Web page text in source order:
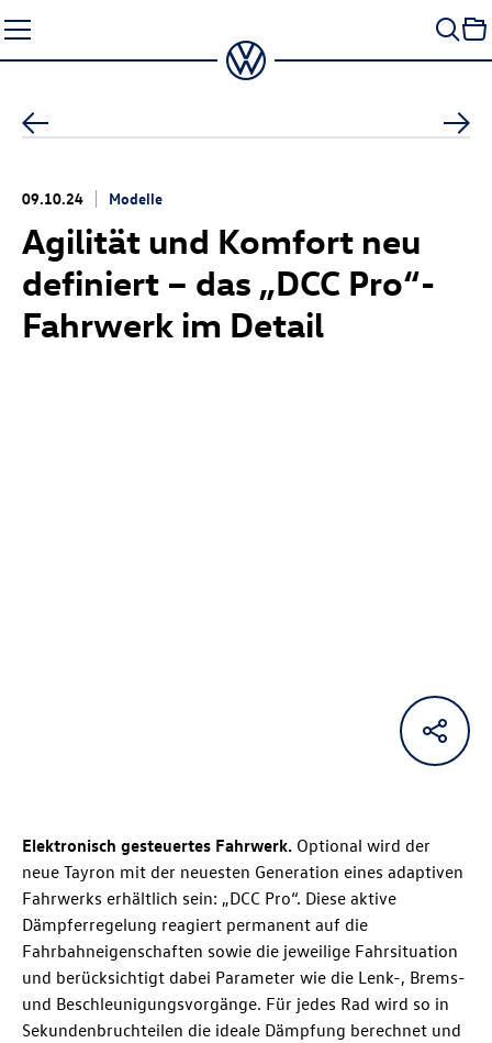
Seiteninhalt
springen
09.10.24 Modelle
Agilität und Komfort neu
definiert – das „DCC Pro“-
Fahrwerk im Detail
Elektronisch gesteuertes Fahrwerk. Optional wird der
neue Tayron mit der neuesten Generation eines adaptiven
Fahrwerks erhältlich sein: „DCC Pro“. Diese aktive
Dämpferregelung reagiert permanent auf die
Fahrbahneigenschaften sowie die jeweilige Fahrsituation
und berücksichtigt dabei Parameter wie die Lenk-, Brems-
und Beschleunigungsvorgänge. Für jedes Rad wird so in
Sekundenbruchteilen die ideale Dämpfung berechnet und